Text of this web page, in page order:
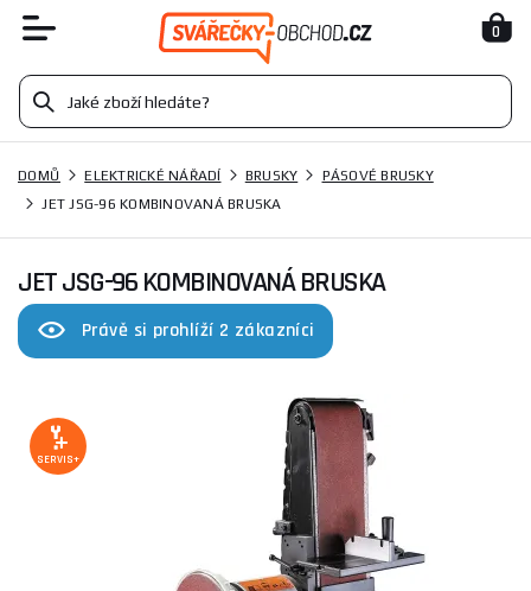
0
DOMŮ ELEKTRICKÉ NÁŘADÍ BRUSKY
PÁSOVÉ BRUSKY
JET JSG-96 KOMBINOVANÁ BRUSKA
JET JSG-96 KOMBINOVANÁ BRUSKA
Právě si prohlíží 2 zákazníci
SERVIS+